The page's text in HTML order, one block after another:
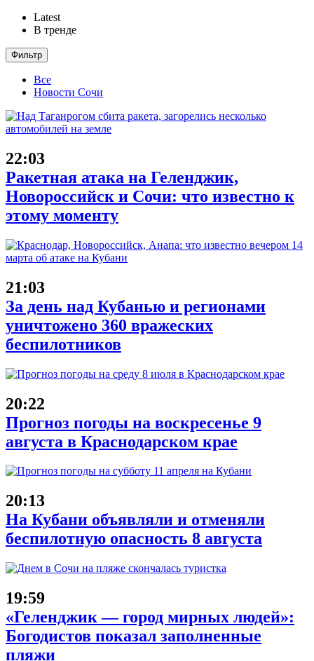
Latest
В тренде
Фильтр
Все
Новости Сочи
22:03
Ракетная атака на Геленджик,
Новороссийск и Сочи: что известно к
этому моменту
21:03
За день над Кубанью и регионами
уничтожено 360 вражеских
беспилотников
20:22
Прогноз погоды на воскресенье 9
августа в Краснодарском крае
20:13
На Кубани объявляли и отменяли
беспилотную опасность 8 августа
19:59
«Геленджик — город мирных людей»:
Богодистов показал заполненные
пляжи